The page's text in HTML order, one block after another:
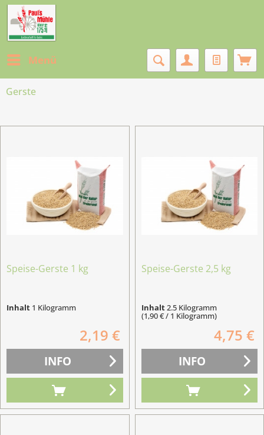
Menü
Gerste
Speise-Gerste 1 kg
Inhalt 1 Kilogramm
2,19 €
INFO
Speise-Gerste 2,5 kg
Inhalt2.5 Kilogramm
(1,90 € / 1 Kilogramm)
4,75 €
INFO